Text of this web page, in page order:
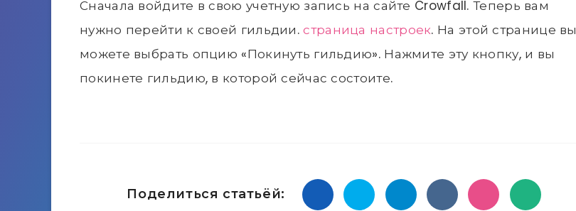
Сначала войдите в свою учетную запись на сайте Crowfall. Теперь вам
нужно перейти к своей гильдии.страница настроек. На этой странице вы
можете выбрать опцию «Покинуть гильдию». Нажмите эту кнопку, и вы
покинете гильдию, в которой сейчас состоите.
Поделиться статьёй: